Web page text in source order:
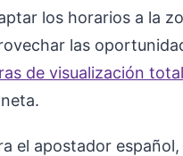
los horarios a la
las
de visualización total
el apostador